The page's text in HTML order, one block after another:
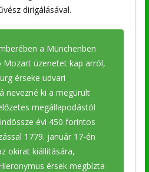
dirigálásával.
a Münchenben
üzenetet kap arról,
érseke udvari
nevezné ki a megürült
megállapodástól
évi 450 forintos
1779. január 17-én
okirat kiállítására,
érsek megbízta